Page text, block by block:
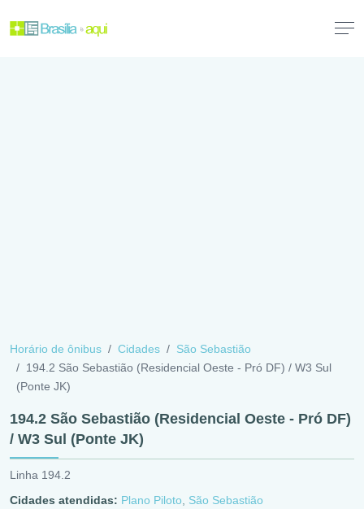
Horário de ônibus Cidades
São Sebastião
194.2 São Sebastião (Residencial Oeste - Pró DF) / W3 Sul
(Ponte JK)
194.2 São Sebastião (Residencial Oeste - Pró DF)
/ W3 Sul (Ponte JK)
Linha 194.2
Cidades atendidas: Plano Piloto São Sebastião